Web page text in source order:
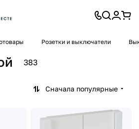
Розетки и выключатели
383
Сначала популярные